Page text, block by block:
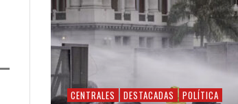
CENTRALES DESTACADAS POLÍTICA